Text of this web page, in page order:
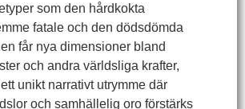
som den hårdkokta
fatale och den dödsdömda
får nya dimensioner bland
och andra världsliga krafter,
unikt narrativt utrymme där
och samhällelig oro förstärks